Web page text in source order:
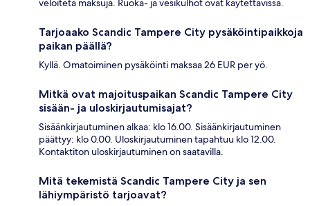
veloiteta maksuja. Ruoka- ja vesikulhot ovat käytettävissä.
Tarjoaako Scandic Tampere City pysäköintipaikkoja
paikan päällä?
Kyllä. Omatoiminen pysäköinti maksaa 26 EUR per yö.
Mitkä ovat majoituspaikan Scandic Tampere City
sisään- ja uloskirjautumisajat?
Sisäänkirjautuminen alkaa: klo 16.00. Sisäänkirjautuminen
päättyy: klo 0.00. Uloskirjautuminen tapahtuu klo 12.00.
Kontaktiton uloskirjautuminen on saatavilla.
Mitä tekemistä Scandic Tampere City ja sen
lähiympäristö tarjoavat?